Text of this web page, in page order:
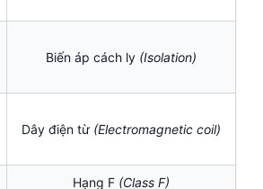
Biến áp cách ly (Isolation)
Dây điện từ (Electromagnetic coil)
Hạng F (Class F)